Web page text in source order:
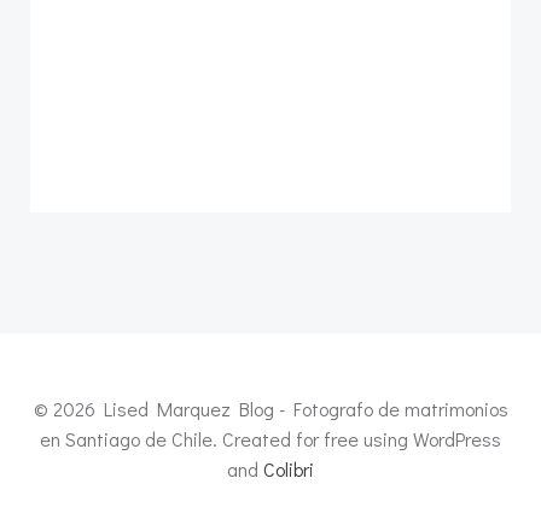
© 2026 Lised Marquez Blog - Fotografo de matrimonios
en Santiago de Chile. Created for free using WordPress
and Colibri